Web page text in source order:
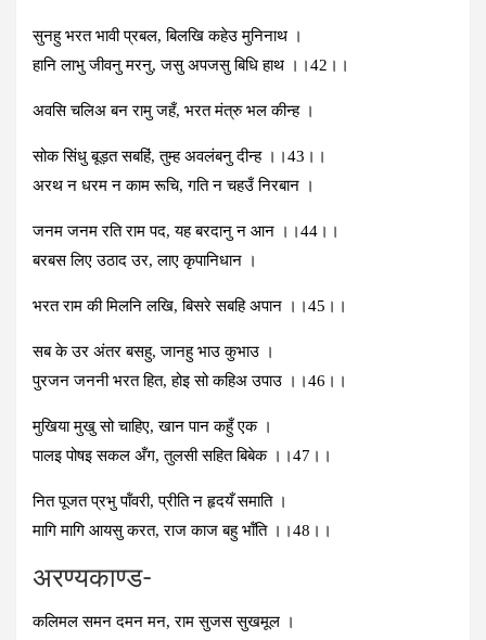
सुनहु भरत भावी प्रबल, बिलखि कहेउ मुनिनाथ ।
हानि लाभु जीवनु मरनु, जसु अपजसु बिधि हाथ ।।42।।
अवसि चलिअ बन रामु जहँ, भरत मंत्रु भल कीन्‍ह ।
सोक सिंधु बूड़त सबहिं, तुम्‍ह अवलंबनु दीन्‍ह ।।43।।
अरथ न धरम न काम रूचि, गति न चहउँ निरबान ।
जनम जनम रति राम पद, यह बरदानु न आन ।।44।।
बरबस लिए उठाद उर, लाए कृपानिधान ।
भरत राम की मिलनि लखि, बिसरे सबहि अपान ।।45।।
सब के उर अंतर बसहु, जानहु भाउ कुभाउ ।
पुरजन जननी भरत हित, होइ सो कहिअ उपाउ ।।46।।
मुखिया मुखु सो चाहिए, खान पान कहुँ एक ।
पालइ पोषइ सकल अँग, तुलसी सहित बिबेक ।।47।।
नित पूजत प्रभु पॉंवरी, प्रीति न हृदयँ समाति ।
मागि मागि आयसु करत, राज काज बहु भॉंति ।।48।।
अरण्‍यकाण्‍ड-
कलिमल समन दमन मन, राम सुजस सुखमूल ।